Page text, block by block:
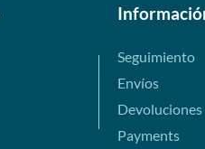
Seguimiento
Envíos
Devoluciones
Payments